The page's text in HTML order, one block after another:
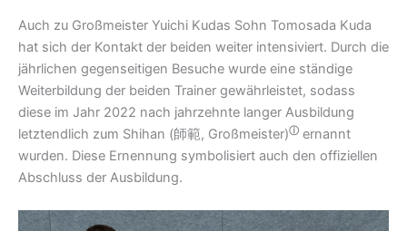
Auch zu Großmeister Yuichi Kudas Sohn Tomosada Kuda
hat sich der Kontakt der beiden weiter intensiviert. Durch die
jährlichen gegenseitigen Besuche wurde eine ständige
Weiterbildung der beiden Trainer gewährleistet, sodass
diese im Jahr 2022 nach jahrzehnte langer Ausbildung
letztendlich zum Shihan (師範, Großmeister)ⓘ ernannt
wurden. Diese Ernennung symbolisiert auch den offiziellen
Abschluss der Ausbildung.